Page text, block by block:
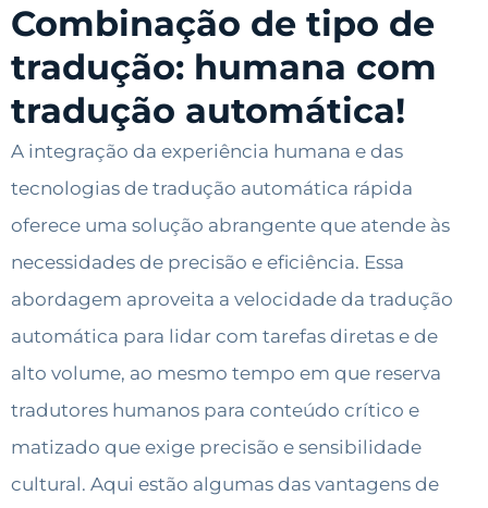
Combinação de tipo de
tradução: humana com
tradução automática!
A integração da experiência humana e das
tecnologias de tradução automática rápida
oferece uma solução abrangente que atende às
necessidades de precisão e eficiência. Essa
abordagem aproveita a velocidade da tradução
automática para lidar com tarefas diretas e de
alto volume, ao mesmo tempo em que reserva
tradutores humanos para conteúdo crítico e
matizado que exige precisão e sensibilidade
cultural. Aqui estão algumas das vantagens de